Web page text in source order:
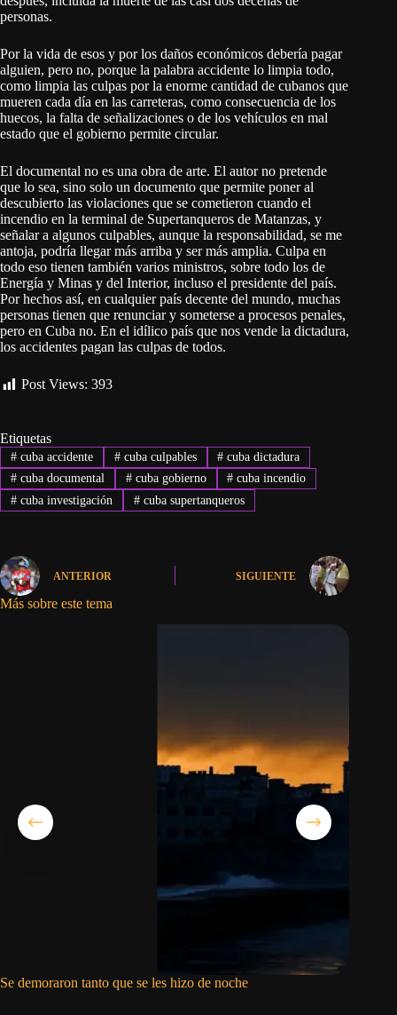
personas.
Por la vida de esos y por los daños económicos debería pagar
alguien, pero no, porque la palabra accidente lo limpia todo,
como limpia las culpas por la enorme cantidad de cubanos que
mueren cada día en las carreteras, como consecuencia de los
huecos, la falta de señalizaciones o de los vehículos en mal
estado que el gobierno permite circular.
El documental no es una obra de arte. El autor no pretende
que lo sea, sino solo un documento que permite poner al
descubierto las violaciones que se cometieron cuando el
incendio en la terminal de Supertanqueros de Matanzas, y
señalar a algunos culpables, aunque la responsabilidad, se me
antoja, podría llegar más arriba y ser más amplia. Culpa en
todo eso tienen también varios ministros, sobre todo los de
Energía y Minas y del Interior, incluso el presidente del país.
Por hechos así, en cualquier país decente del mundo, muchas
personas tienen que renunciar y someterse a procesos penales,
pero en Cuba no. En el idílico país que nos vende la dictadura,
los accidentes pagan las culpas de todos.
Post Views: 393
Etiquetas
#cuba accidente #cuba culpables # cuba dictadura
#cuba documental #cuba gobierno # cuba incendio
#cuba investigación #cuba supertanqueros
ANTERIOR SIGUIENTE
Más sobre este tema
Se demoraron tanto que se les hizo de noche